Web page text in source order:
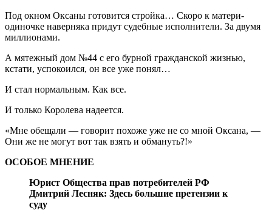
Под окном Оксаны готовится стройка… Скоро к матери-
одиночке наверняка придут судебные исполнители. За двумя
миллионами.
А мятежный дом №44 с его бурной гражданской жизнью,
кстати, успокоился, он все уже понял…
И стал нормальным. Как все.
И только Королева надеется.
«Мне обещали — говорит похоже уже не со мной Оксана, —
Они же не могут вот так взять и обмануть?!»
ОСОБОЕ МНЕНИЕ
Юрист Общества прав потребителей РФ
Дмитрий Лесняк: Здесь большие претензии к
суду